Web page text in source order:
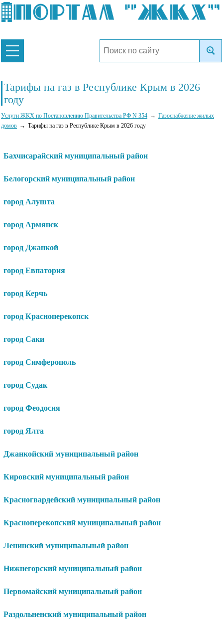
Тарифы на газ в Республике Крым в 2026
году
Услуги ЖКХ по Постановлению Правительства РФ N 354
Газоснабжение жилых
домов
Тарифы на газ в Республике Крым в 2026 году
Бахчисарайский муниципальный район
Белогорский муниципальный район
город Алушта
город Армянск
город Джанкой
город Евпатория
город Керчь
город Красноперекопск
город Саки
город Симферополь
город Судак
город Феодосия
город Ялта
Джанкойский муниципальный район
Кировский муниципальный район
Красногвардейский муниципальный район
Красноперекопский муниципальный район
Ленинский муниципальный район
Нижнегорский муниципальный район
Первомайский муниципальный район
Раздольненский муниципальный район